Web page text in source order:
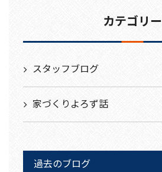
カテゴリー
スタッフブログ
家づくりよろず話
過去のブログ